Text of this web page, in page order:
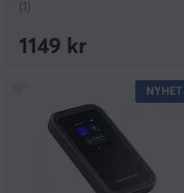
(1)
1149 kr
NYHET